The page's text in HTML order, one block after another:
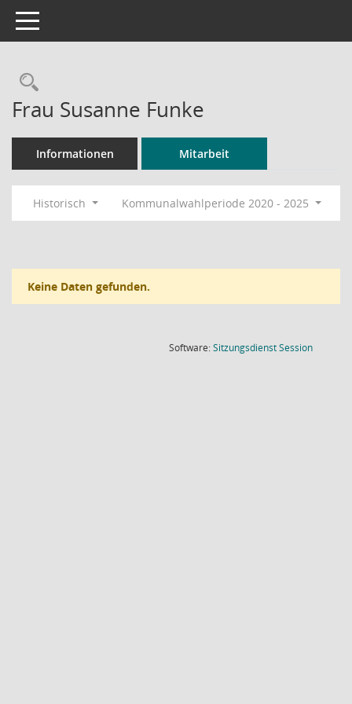
Toggle navigation
Rechercheauswahl
Frau Susanne Funke
Informationen Mitarbeit
Historisch Kommunalwahlperiode 2020 - 2025
Keine Daten gefunden.
Software:SitzungsdienstSession(Wird in